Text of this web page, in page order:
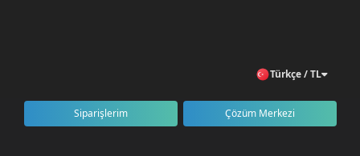
Türkçe / TL
Siparişlerim Çözüm Merkezi